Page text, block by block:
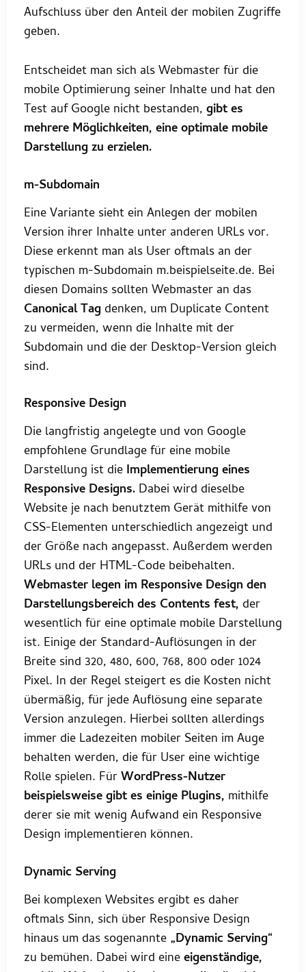
Aufschluss über den Anteil der mobilen Zugriffe
geben.
Entscheidet man sich als Webmaster für die
mobile Optimierung seiner Inhalte und hat den
Test auf Google nicht bestanden, gibt es
mehrere Möglichkeiten, eine optimale mobile
Darstellung zu erzielen.
m-Subdomain
Eine Variante sieht ein Anlegen der mobilen
Version ihrer Inhalte unter anderen URLs vor.
Diese erkennt man als User oftmals an der
typischen m-Subdomain m.beispielseite.de. Bei
diesen Domains sollten Webmaster an das
Canonical Tag denken, um Duplicate Content
zu vermeiden, wenn die Inhalte mit der
Subdomain und die der Desktop-Version gleich
sind.
Responsive Design
Die langfristig angelegte und von Google
empfohlene Grundlage für eine mobile
Darstellung ist die Implementierung eines
Responsive Designs. Dabei wird dieselbe
Website je nach benutztem Gerät mithilfe von
CSS-Elementen unterschiedlich angezeigt und
der Größe nach angepasst. Außerdem werden
URLs und der HTML-Code beibehalten.
Webmaster legen im Responsive Design den
Darstellungsbereich des Contents fest, der
wesentlich für eine optimale mobile Darstellung
ist. Einige der Standard-Auflösungen in der
Breite sind 320, 480, 600, 768, 800 oder 1024
Pixel. In der Regel steigert es die Kosten nicht
übermäßig, für jede Auflösung eine separate
Version anzulegen. Hierbei sollten allerdings
immer die Ladezeiten mobiler Seiten im Auge
behalten werden, die für User eine wichtige
Rolle spielen. FürWordPress-Nutzer
beispielsweise gibt es einige Plugins, mithilfe
derer sie mit wenig Aufwand ein Responsive
Design implementieren können.
Dynamic Serving
Bei komplexen Websites ergibt es daher
oftmals Sinn, sich über Responsive Design
hinaus um das sogenannte „Dynamic Serving“
zu bemühen. Dabei wird eineeigenständige,